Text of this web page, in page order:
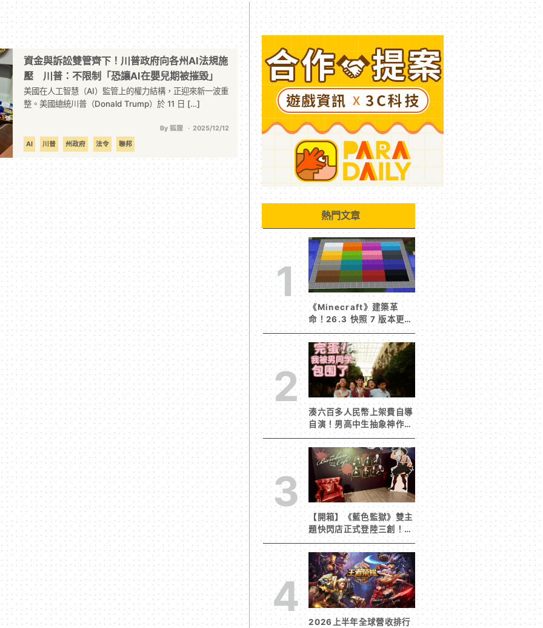
資金與訴訟雙管齊下！川普政府向各州AI法規施
壓 川普：不限制「恐讓AI在嬰兒期被摧毀」
美國在人工智慧（AI）監管上的權力結構，正迎來新一波重
整。美國總統川普（Donald Trump）於 11 日 […]
By 狐狸
2025/12/12
AI
川普 州政府 法令 聯邦
熱門文章
1
《Minecraft》建築革
命！26.3 快照 7 版本更新
建築用方塊家族迎來新成員
混凝土階梯&半磚震撼登
場！
2
湊六百多人民幣上架費自導
自演！男高中生抽象神作
《完蛋！我被男同學包圍
了》突然爆紅
3
【開箱】《藍色監獄》雙主
題快閃店正式登陸三創！造
景與限定周邊搶先看
4
2026上半年全球營收排行